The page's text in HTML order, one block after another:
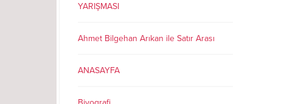
YARIŞMASI
Ahmet Bilgehan Arıkan ile Satır Arası
ANASAYFA